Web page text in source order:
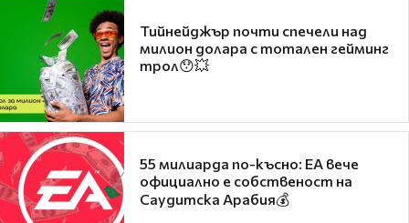
Тийнейджър почти спечели над
милион долара с тотален гейминг
трол😯💥
55 милиарда по-късно: EA вече
официално е собственост на
Саудитска Арабия💰